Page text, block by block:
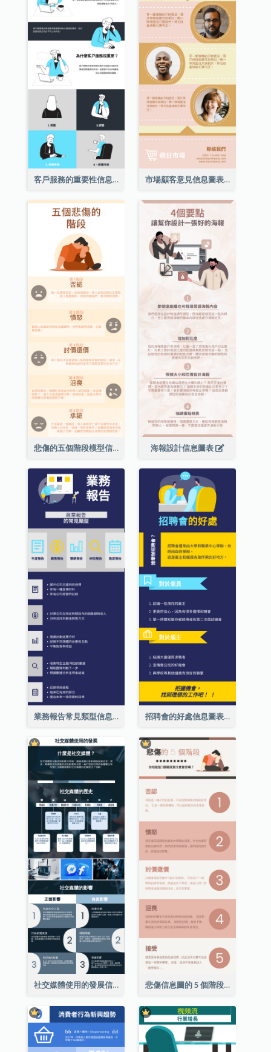
客戶服務的重要性信息圖表 市場顧客意見信息圖表
悲傷的五個階段模型信息圖表 海報設計信息圖表
業務報告常見類型信息圖表 招聘會的好處信息圖表
社交媒體使用的發展信息圖表 悲傷信息圖的 5 個階段（附解釋）